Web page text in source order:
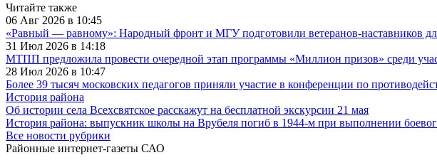
Читайте также
06 Авг 2026 в 10:45
«Равный — равному»: Народный фронт и МГУ подготовили ветеранов-наставников
31 Июл 2026 в 14:18
МТПП предложила провести очередной этап программы «Миллион призов» среди
28 Июл 2026 в 10:47
Более 39 тысяч московских педагогов приняли участие в конференции по
История района
Об истории села Всехсвятское расскажут на бесплатной экскурсии 21 мая
История района: выпускник школы на Врубеля погиб в 1944-м при выполнении
Все новости рубрики
Районные интернет-газеты САО